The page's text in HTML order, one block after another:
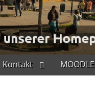
Kontakt MOODLE